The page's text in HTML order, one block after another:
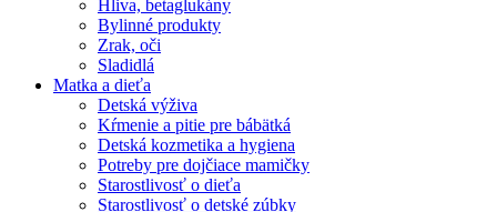
Hliva, betaglukány
Bylinné produkty
Zrak, oči
Sladidlá
Matka a dieťa
Detská výživa
Kŕmenie a pitie pre bábätká
Detská kozmetika a hygiena
Potreby pre dojčiace mamičky
Starostlivosť o dieťa
Starostlivosť o detské zúbky